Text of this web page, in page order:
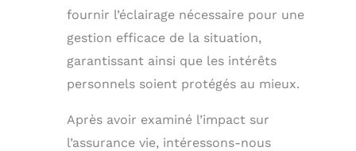
fournir l’éclairage nécessaire pour une
gestion efficace de la situation,
garantissant ainsi que les intérêts
personnels soient protégés au mieux.
Après avoir examiné l’impact sur
l’assurance vie, intéressons-nous